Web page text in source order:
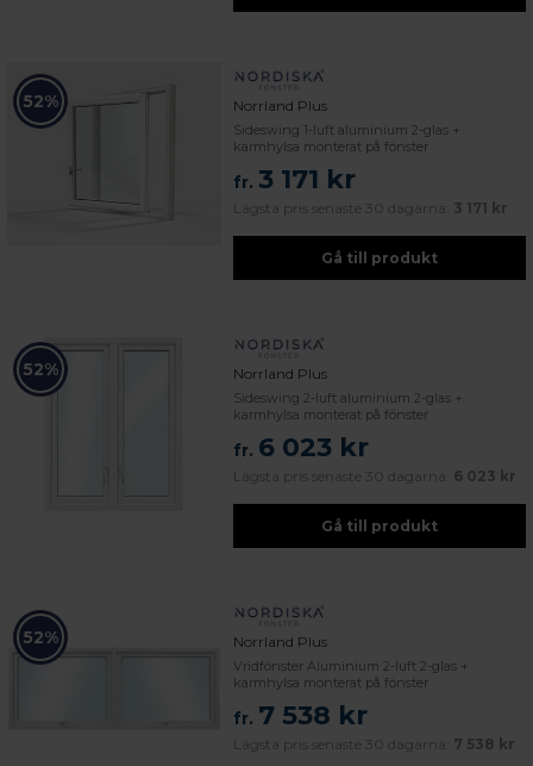
52% Norrland Plus
Sideswing 1-luft aluminium 2-glas +
karmhylsa monterat på fönster
fr. 3 171 kr
Lägsta pris senaste 30 dagarna: 3 171 kr
Gå till produkt
52% Norrland Plus
Sideswing 2-luft aluminium 2-glas +
karmhylsa monterat på fönster
fr. 6 023 kr
Lägsta pris senaste 30 dagarna: 6 023 kr
Gå till produkt
52% Norrland Plus
Vridfönster Aluminium 2-luft 2-glas +
karmhylsa monterat på fönster
fr. 7 538 kr
Lägsta pris senaste 30 dagarna: 7 538 kr